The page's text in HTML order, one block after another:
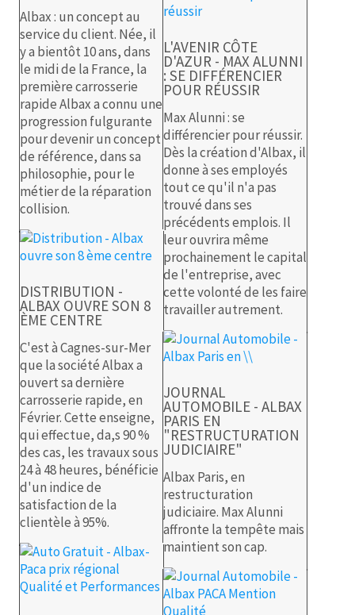
Albax : un concept au
service du client. Née, il
y a bientôt 10 ans, dans
le midi de la France, la
première carrosserie
rapide Albax a connu une
progression fulgurante
pour devenir un concept
de référence, dans sa
philosophie, pour le
métier de la réparation
collision.
L'AVENIR CÔTE
D'AZUR - MAX ALUNNI
: SE DIFFÉRENCIER
POUR RÉUSSIR
Max Alunni : se
différencier pour réussir.
Dès la création d'Albax, il
donne à ses employés
tout ce qu'il n'a pas
trouvé dans ses
précédents emplois. Il
leur ouvrira même
prochainement le capital
de l'entreprise, avec
cette volonté de les faire
travailler autrement.
DISTRIBUTION -
ALBAX OUVRE SON 8
ÈME CENTRE
C'est à Cagnes-sur-Mer
que la société Albax a
ouvert sa dernière
carrosserie rapide, en
Février. Cette enseigne,
qui effectue, da,s 90 %
des cas, les travaux sous
24 à 48 heures, bénéficie
d'un indice de
satisfaction de la
clientèle à 95%.
JOURNAL
AUTOMOBILE - ALBAX
PARIS EN
"RESTRUCTURATION
JUDICIAIRE"
Albax Paris, en
restructuration
judiciaire. Max Alunni
affronte la tempête mais
maintient son cap.